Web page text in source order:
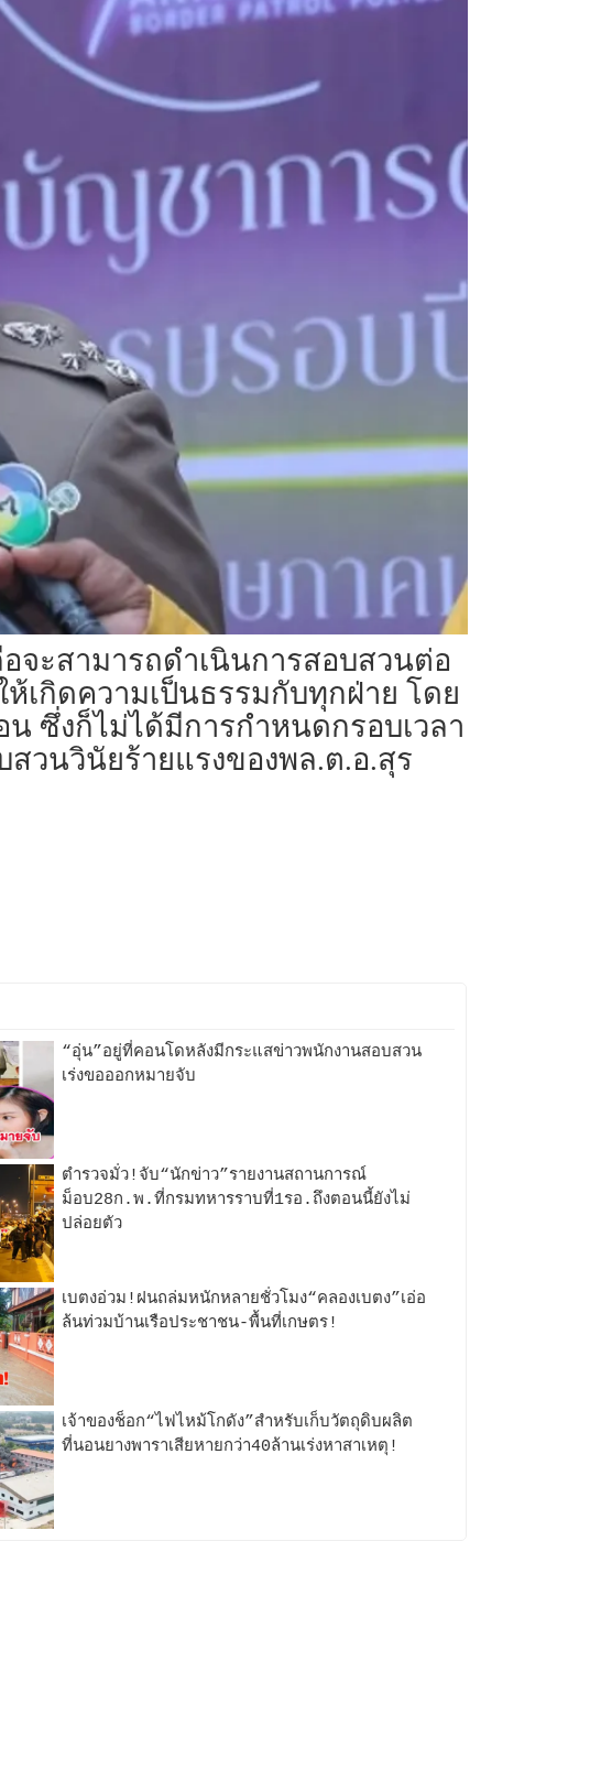
จะสามารถดำเนินการสอบสวนต่อ
เกิดความเป็นธรรมกับทุกฝ่าย โดย
ซึ่งก็ไม่ได้มีการกำหนดกรอบเวลา
วนวินัยร้ายแรงของพล.ต.อ.สุร
“อุ่น”อยู่ที่คอนโดหลังมีกระแสข่าวพนักงานสอบสวน
เร่งขอออกหมายจับ
ตำรวจมั่ว!จับ“นักข่าว”รายงานสถานการณ์
ม็อบ28ก.พ.ที่กรมทหารราบที่1รอ.ถึงตอนนี้ยังไม่
ปล่อยตัว
เบตงอ่วม!ฝนถล่มหนักหลายชั่วโมง“คลองเบตง”เอ่อ
ล้นท่วมบ้านเรือประชาชน-พื้นที่เกษตร!
เจ้าของช็อก“ไฟไหม้โกดัง”สำหรับเก็บวัตถุดิบผลิต
ที่นอนยางพาราเสียหายกว่า40ล้านเร่งหาสาเหตุ!